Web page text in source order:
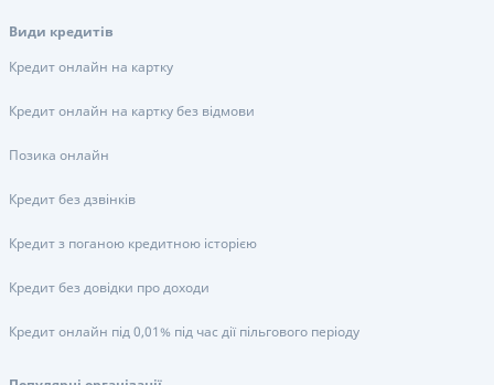
Види кредитів
Кредит онлайн на картку
Кредит онлайн на картку без відмови
Позика онлайн
Кредит без дзвінків
Кредит з поганою кредитною історією
Кредит без довідки про доходи
Кредит онлайн під 0,01% під час дії пільгового періоду